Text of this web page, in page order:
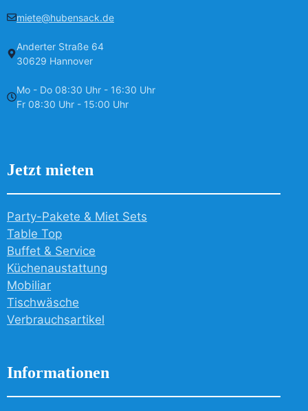
miete@hubensack.de
Anderter Straße 64
30629 Hannover
Mo - Do 08:30 Uhr - 16:30 Uhr
Fr 08:30 Uhr - 15:00 Uhr
Jetzt mieten
Party-Pakete & Miet Sets
Table Top
Buffet & Service
Küchenaustattung
Mobiliar
Tischwäsche
Verbrauchsartikel
Informationen